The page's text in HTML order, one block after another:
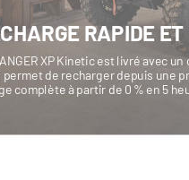
RAPIDE
XP Kinetic est livré avec
permet de recharger depuis une
complète à partir de 0 % en 5